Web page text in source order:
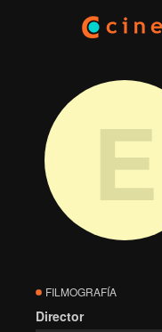
E
FILMOGRAFÍA
Director